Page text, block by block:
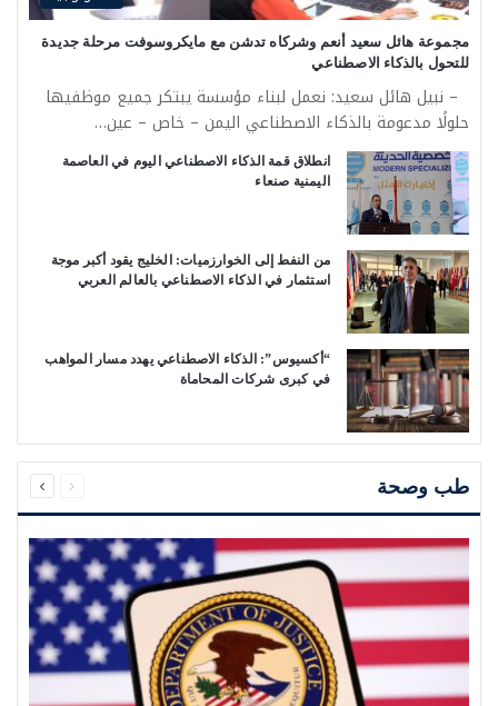
مجموعة هائل سعيد أنعم وشركاه تدشن مع مايكروسوفت مرحلة جديدة
للتحول بالذكاء الاصطناعي
– نبيل هائل سعيد: نعمل لبناء مؤسسة يبتكر جميع موظفيها
حلولًا مدعومة بالذكاء الاصطناعي اليمن – خاص – عين…
انطلاق قمة الذكاء الاصطناعي اليوم في العاصمة
اليمنية صنعاء
من النفط إلى الخوارزميات: الخليج يقود أكبر موجة
استثمار في الذكاء الاصطناعي بالعالم العربي
“أكسيوس”: الذكاء الاصطناعي يهدد مسار المواهب
في كبرى شركات المحاماة
طب وصحة الصفحة
السابقة
الصفحة
التالية